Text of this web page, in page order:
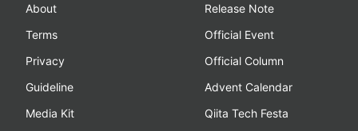
About
Terms
Privacy
Guideline
Media Kit
Release Note
Official Event
Official Column
Advent Calendar
Qiita Tech Festa